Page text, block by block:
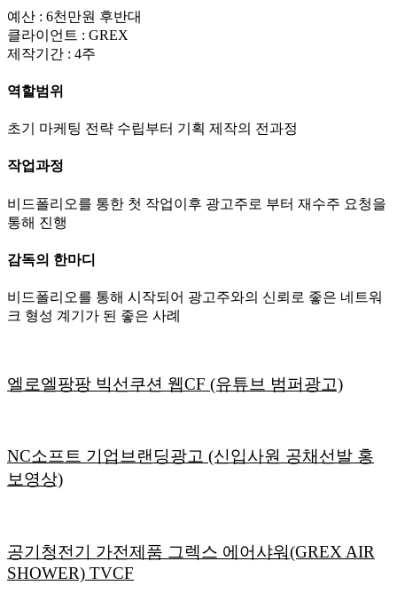
예산 : 6천만원 후반대
클라이언트 : GREX
제작기간 : 4주
역할범위
초기 마케팅 전략 수립부터 기획 제작의 전과정
작업과정
비드폴리오를 통한 첫 작업이후 광고주로 부터 재수주 요청을
통해 진행
감독의 한마디
비드폴리오를 통해 시작되어 광고주와의 신뢰로 좋은 네트워
크 형성 계기가 된 좋은 사례
엘로엘팡팡 빅선쿠션 웹CF (유튜브 범퍼광고)
NC소프트 기업브랜딩광고 (신입사원 공채선발 홍
보영상)
공기청전기 가전제품 그렉스 에어샤워(GREX AIR
SHOWER) TVCF